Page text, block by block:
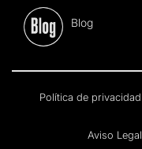
Blog
Política de privacidad
Aviso Legal